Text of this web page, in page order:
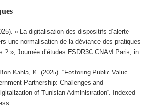
« La digitalisation des dispositifs d’alerte
une normalisation de la déviance des pratiques
? », Journée d’études ESDR3C CNAM Paris, in
Kahla, K. (2025). “Fostering Public Value
Partnership: Challenges and
of Tunisian Administration”. Indexed
.